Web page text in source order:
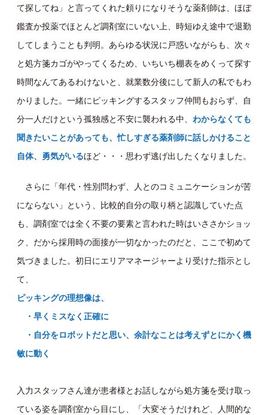
て探してね」と言ってくれた頼りになりそうな薬剤師は、ほぼ
鑑査か投薬でほとんど調剤室にいない上、時短ゆえ途中で退勤
してしまうことも判明。あらゆる状況に戸惑いながらも、次々
と処方箋カゴがやってくるため、いちいち棚表をめくって探す
時間なんてあるわけないと、就業数分後にして新人の私でもわ
かりました。一緒にピッキングするスタッフ仲間もおらず、自
分一人だけという孤独感と不安に襲われる中、 わからなくても
聞きたいことがあっても、忙しすぎる薬剤師に話しかけること
自体、勇気がいるほど・・・思わず逃げ出したくなりました。
さらに「年代・性別問わず、人とのコミュニケーションが苦
にならない」という、比較的自分の取り柄と認識していた点
も、調剤室では全く不要の要素と言われた時はいささかショッ
ク、だから採用時の面接が一切なかったのだと、ここで初めて
気づきました。初日にエリアマネージャーより受けた指示とし
て、
ピッキングの理想像は、
・早くミスなく正確に
・自分をロボットだと思い、余計なことは考えずとにかく機
敏に動く
入力スタッフさん達が患者様とお話しながら処方箋を受け取っ
ている姿を調剤室から目にし、「大変そうだけれど、人間的な